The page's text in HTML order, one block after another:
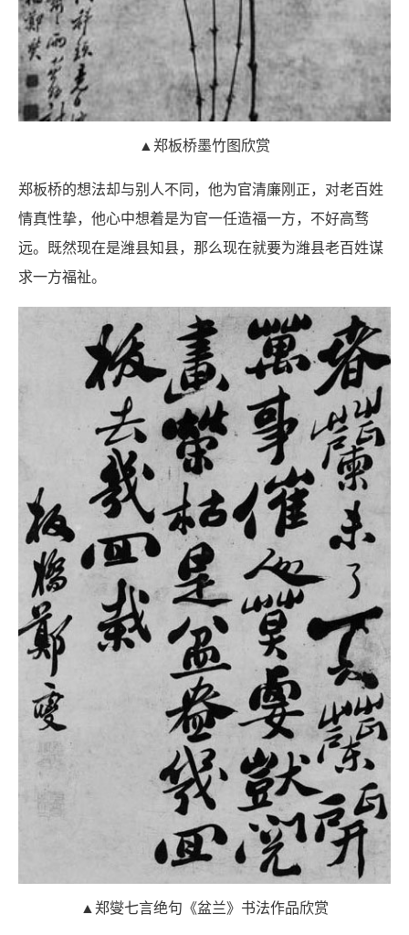
▲郑板桥墨竹图欣赏
郑板桥的想法却与别人不同，他为官清廉刚正，对老百姓
情真性挚，他心中想着是为官一任造福一方，不好高骛
远。既然现在是潍县知县，那么现在就要为潍县老百姓谋
求一方福祉。
▲郑燮七言绝句《盆兰》书法作品欣赏